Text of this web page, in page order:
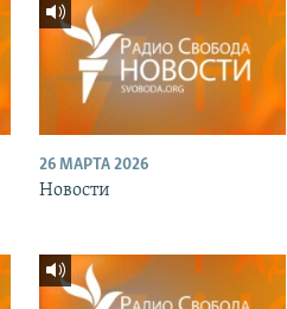
26 МАРТА 2026
Новости